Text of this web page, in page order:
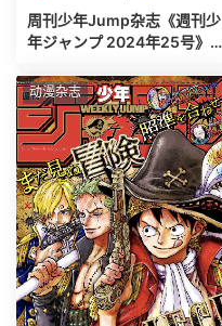
週刊少年ジャンプ
周刊少年Jump杂志《週刊少
年ジャンプ 2024年25号》高
动漫杂志